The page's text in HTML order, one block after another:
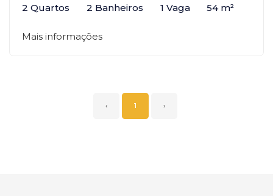
2 Quartos 2 Banheiros 1 Vaga 54 m²
Mais informações
‹ 1 ›